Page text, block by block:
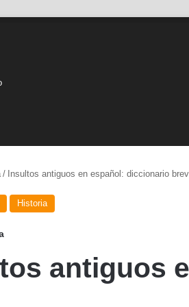
/ Insultos antiguos en español: diccionario
Historia
antiguos